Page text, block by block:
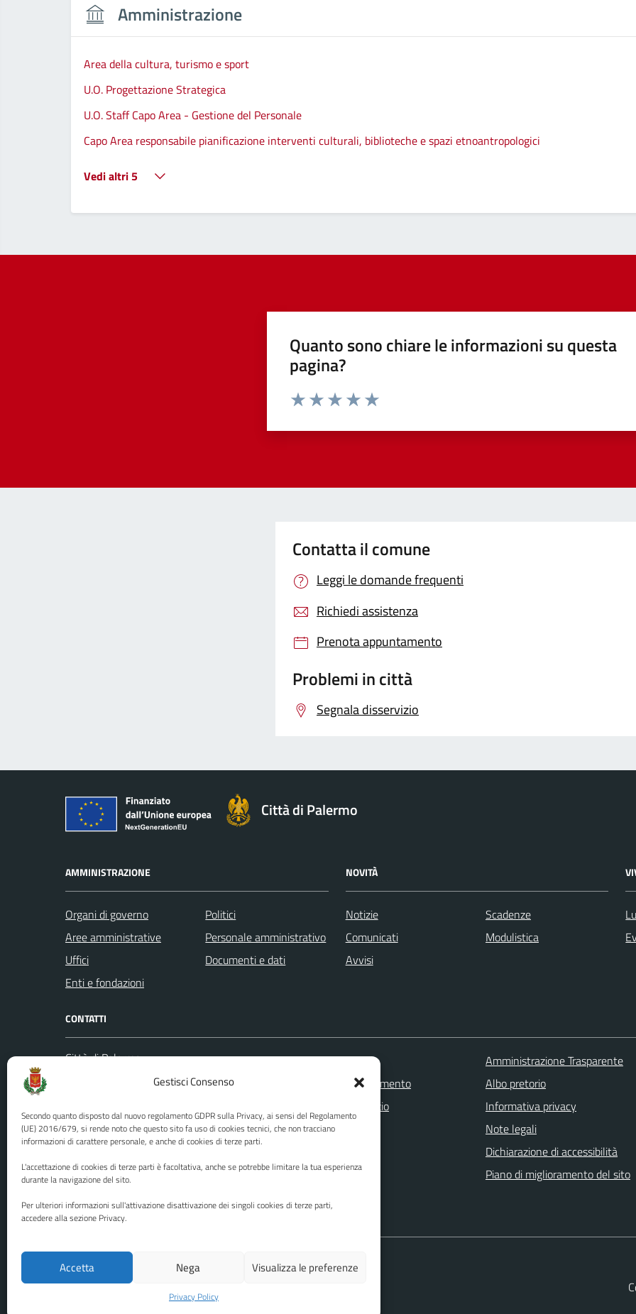
Gestisci Consenso
Secondo quanto disposto dal nuovo regolamento GDPR sulla Privacy, ai sensi del Regolamento
(UE) 2016/679, si rende noto che questo sito fa uso di cookies tecnici, che non tracciano
informazioni di carattere personale, e anche di cookies di terze parti.
L'accettazione di cookies di terze parti è facoltativa, anche se potrebbe limitare la tua esperienza
durante la navigazione del sito.
Per ulteriori informazioni sull'attivazione disattivazione dei singoli cookies di terze parti,
accedere alla sezione Privacy.
Accetta Nega Visualizza le preferenze
Privacy Policy
Amministrazione
Area della cultura, turismo e sport
U.O. Progettazione Strategica
U.O. Staff Capo Area - Gestione del Personale
Capo Area responsabile pianificazione interventi culturali, biblioteche e spazi etnoantropologici
Vedi altri 5
Quanto sono chiare le informazioni su questa
pagina?
Contatta il comune
Leggi le domande frequenti
Richiedi assistenza
Prenota appuntamento
Problemi in città
Segnala disservizio
Città di Palermo
AMMINISTRAZIONE
Organi di governo
Aree amministrative
Uffici
Enti e fondazioni
Politici
Personale amministrativo
Documenti e dati
NOVITÀ
Notizie
Comunicati
Avvisi
Scadenze
Modulistica
CONTATTI
Città di Palermo
Codice fiscale / P. IVA:80016350821
U.O. Ufficio Relazioni con il Pubblico
(URP)
Numero verde: 0917401111
PEC:protocollo@cert.comune.palermo.it
Leggi le FAQ
Prenotazione appuntamento
Segnalazione disservizio
Richiesta assistenza
Amministrazione Trasparente
Albo pretorio
Informativa privacy
Note legali
Dichiarazione di accessibilità
Piano di miglioramento del sito
Media policy
Mappa del sito